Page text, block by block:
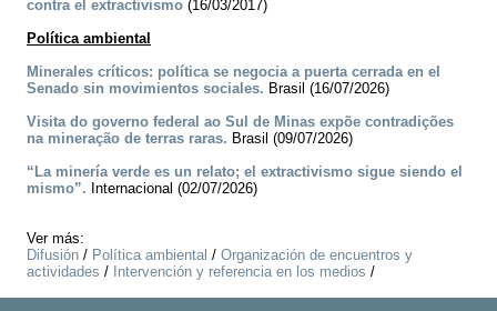
contra el extractivismo (16/03/2017)
Política ambiental
Minerales críticos: política se negocia a puerta cerrada en el
Senado sin movimientos sociales. Brasil (16/07/2026)
Visita do governo federal ao Sul de Minas expõe contradições
na mineração de terras raras. Brasil (09/07/2026)
“La minería verde es un relato; el extractivismo sigue siendo el
mismo”. Internacional (02/07/2026)
Ver más:
Difusión / Política ambiental / Organización de encuentros y
actividades / Intervención y referencia en los medios /